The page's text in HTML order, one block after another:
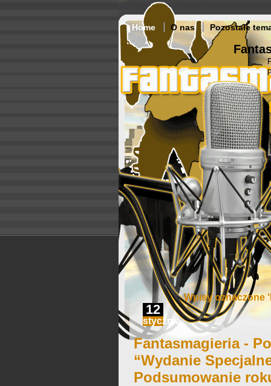
Home O nas Pozostałe
Wpisy oznaczone
12
stycznia
Fantasmagieria -
“Wydanie
Podsumowanie